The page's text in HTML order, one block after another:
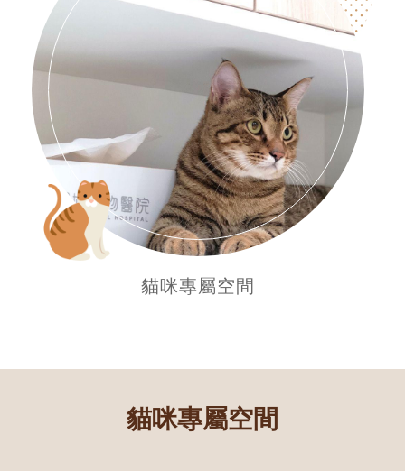
貓咪專屬空間
貓咪專屬空間